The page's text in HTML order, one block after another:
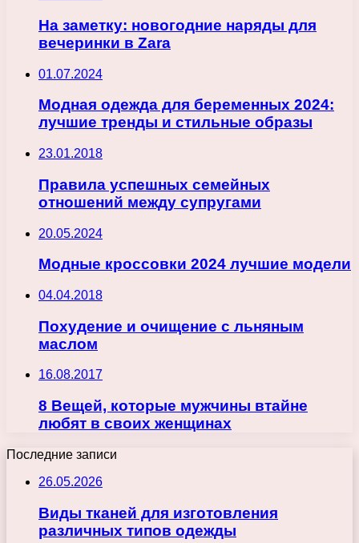
На заметку: новогодние наряды для
вечеринки в Zara
01.07.2024
Модная одежда для беременных 2024:
лучшие тренды и стильные образы
23.01.2018
Правила успешных семейных
отношений между супругами
20.05.2024
Модные кроссовки 2024 лучшие модели
04.04.2018
Похудение и очищение с льняным
маслом
16.08.2017
8 Вещей, которые мужчины втайне
любят в своих женщинах
Последние записи
26.05.2026
Виды тканей для изготовления
различных типов одежды